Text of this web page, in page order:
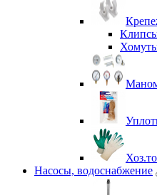
Насосы, водоснабжение